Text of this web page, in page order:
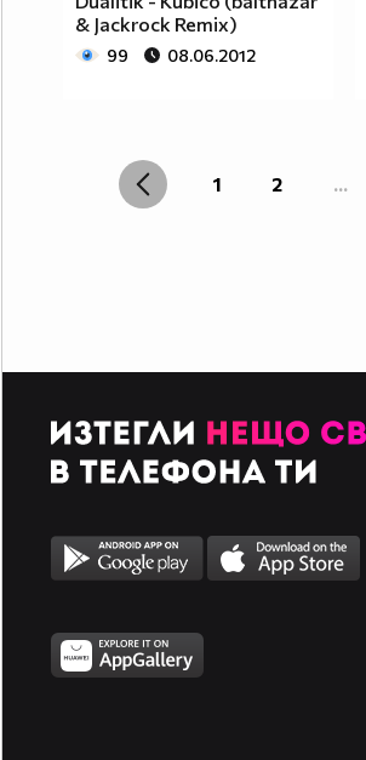
& Jackrock Remix)
99 08.06.2012
1 2 ...